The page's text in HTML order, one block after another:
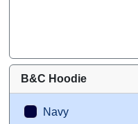
B&C Hoodie
Navy